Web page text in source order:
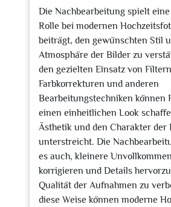
Die Nachbearbeitung spielt
Rolle bei modernen
beiträgt, den gewünschten Stil
Atmosphäre der Bilder zu
den gezielten Einsatz von
Farbkorrekturen und anderen
Bearbeitungstechniken können
einen einheitlichen Look
Ästhetik und den Charakter der
unterstreicht. Die
es auch, kleinere
korrigieren und Details
Qualität der Aufnahmen zu
diese Weise können moderne